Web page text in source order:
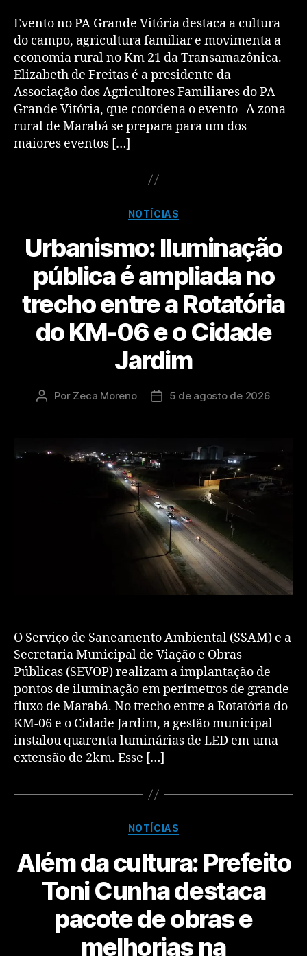
Evento no PA Grande Vitória destaca a cultura
do campo, agricultura familiar e movimenta a
economia rural no Km 21 da Transamazônica.
Elizabeth de Freitas é a presidente da
Associação dos Agricultores Familiares do PA
Grande Vitória, que coordena o evento A zona
rural de Marabá se prepara para um dos
maiores eventos […]
NOTÍCIAS
Urbanismo: Iluminação
pública é ampliada no
trecho entre a Rotatória
do KM-06 e o Cidade
Jardim
Por Zeca Moreno 5 de agosto de 2026
O Serviço de Saneamento Ambiental (SSAM) e a
Secretaria Municipal de Viação e Obras
Públicas (SEVOP) realizam a implantação de
pontos de iluminação em perímetros de grande
fluxo de Marabá. No trecho entre a Rotatória do
KM-06 e o Cidade Jardim, a gestão municipal
instalou quarenta luminárias de LED em uma
extensão de 2km. Esse […]
NOTÍCIAS
Além da cultura: Prefeito
Toni Cunha destaca
pacote de obras e
melhorias na